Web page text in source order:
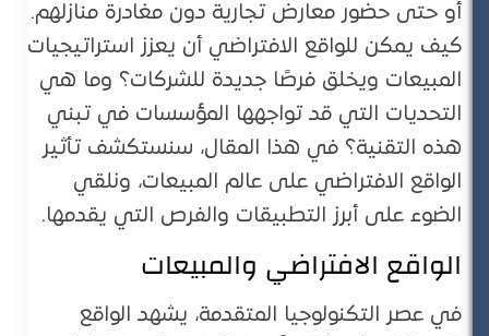
أو حتى حضور معارض تجارية دون مغادرة منازلهم.
كيف يمكن للواقع الافتراضي أن يعزز استراتيجيات
المبيعات ويخلق فرصًا جديدة للشركات؟ وما هي
التحديات التي قد تواجهها المؤسسات في تبني
هذه التقنية؟ في هذا المقال، سنستكشف تأثير
الواقع الافتراضي على عالم المبيعات، ونلقي
الضوء على أبرز التطبيقات والفرص التي يقدمها.
الواقع الافتراضي والمبيعات
في عصر التكنولوجيا المتقدمة، يشهد الواقع